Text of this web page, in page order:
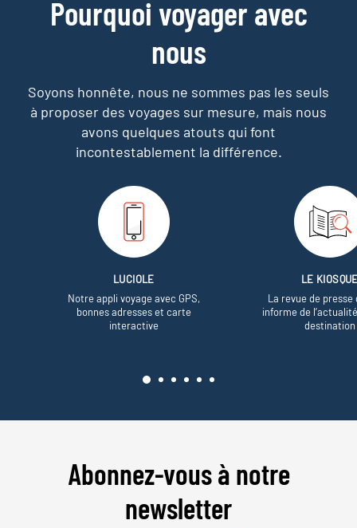
Pourquoi voyager avec
nous
Soyons honnête, nous ne sommes pas les seuls
à proposer des voyages sur mesure, mais nous
avons quelques atouts qui font
incontestablement la différence.
LUCIOLE
Notre appli voyage avec GPS,
bonnes adresses et carte
interactive
LE
La revue de presse
informe de
destination
Abonnez-vous à notre
newsletter